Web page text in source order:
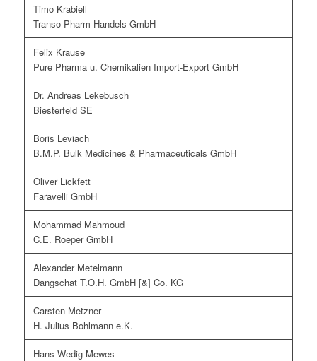
Timo Krabiell
Transo-Pharm Handels-GmbH
Felix Krause
Pure Pharma u. Chemikalien Import-Export GmbH
Dr. Andreas Lekebusch
Biesterfeld SE
Boris Leviach
B.M.P. Bulk Medicines & Pharmaceuticals GmbH
Oliver Lickfett
Faravelli GmbH
Mohammad Mahmoud
C.E. Roeper GmbH
Alexander Metelmann
Dangschat T.O.H. GmbH [&] Co. KG
Carsten Metzner
H. Julius Bohlmann e.K.
Hans-Wedig Mewes